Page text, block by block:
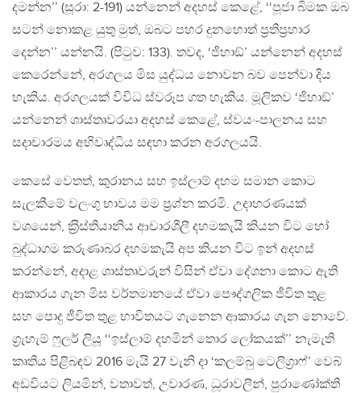
දමන්න’’ (සූරා: 2-191) යන්නෙන් අදහස් කෙළේ, ‘‘පූජා බිමක ඔබ
සටන් නොකළ යුතු මුත්, ඔබට පහර දුනහොත් ප‍්‍රතිප‍්‍රහාර
දෙන්න’’ යන්නයි. (පිටුව: 133). තවද, ‘ජිහාඞ්’ යන්නෙන් අදහස්
කෙරෙන්නේ, අරගලය මිස යුද්ධය නොවන බව පෙන්වා දිය
හැකිය. අරගලයක් විවිධ ස්වරූප ගත හැකිය. මූලිකව ‘ජිහාඞ්’
යන්නෙන් ශාස්තෘවරයා අදහස් කෙළේ, ස්වයං-පාලනය සහ
සදාචාරමය අභිවෘද්ධිය සඳහා කරන අරගලයයි.
කෙසේ වෙතත්, කුරානය සහ ඉස්ලාම් දහම සමාන කොට
සැලකීමේ වලංගු භාවය මම ප‍්‍රශ්න කරමි. උදාහරණයක්
වශයෙන්, ක‍්‍රිස්තියානිය ආචාරශීලී දහමකැයි කියන විට හෝ
බුද්ධාගම කරුණාබර දහමකැයි අප කියන විට ඉන් අදහස්
කරන්නේ, අදාළ ශාස්තෘවරුන් විසින් ඒවා දේශනා කොට ඇති
ආකාරය ගැන මිස වර්තමානයේ ඒවා පෞද්ගලික ජීවිත තුළ
සහ පොදු ජීවිත තුළ භාවිතයට ගැනෙන ආකාරය ගැන නොවේ.
ග‍්‍රැහැම් ෆුලර් ලියූ ‘‘ඉස්ලාම් දහමින් තොර ලෝකයක්’’ නැමැති
කෘතිය පිළිබඳව 2016 මැයි 27 වැනි දා ‘කලම්බු ටෙලිග‍්‍රාෆ්’ වෙබ්
අඩවියට ලියමින්, වතාවත්, උවාරණ, ධූරාවලීන්, පුරාණෝක්ති